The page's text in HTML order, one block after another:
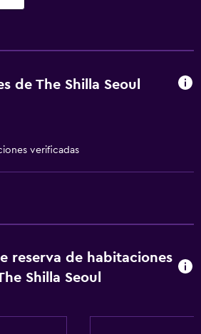
de The Shilla Seoul
verificadas
reserva de habitaciones
Shilla Seoul